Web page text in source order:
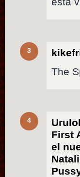
3
The
4
First
el